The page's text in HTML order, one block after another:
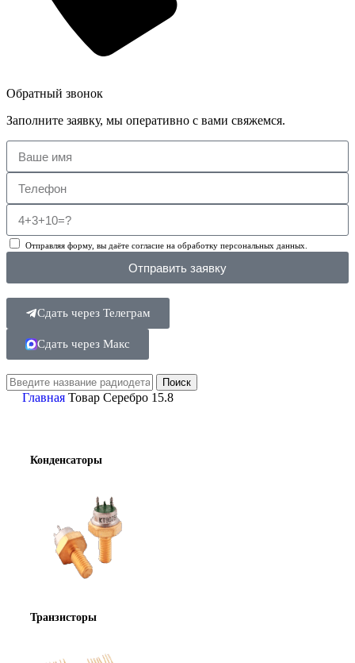
Обратный звонок
Заполните заявку, мы оперативно с вами свяжемся.
Отправляя форму, вы даёте согласие на обработку персональных данных.
Отправить заявку
Сдать через Телеграм
Сдать через Макс
Поиск
Главная Товар Серебро 15.8
Конденсаторы
Транзисторы